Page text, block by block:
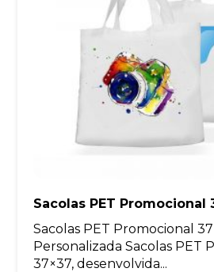
Sacolas PET Promocional
Sacolas PET Promocional
Personalizada Sacolas PET
37×37, desenvolvida...